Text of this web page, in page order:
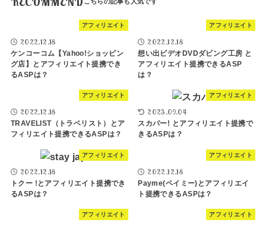
アフィリエイト
2022.12.18
ケンコーコム【Yahoo!ショッピン
グ店】とアフィリエイト提携でき
るASPは？
アフィリエイト
2022.12.18
想い出ビデオDVDダビング工房 と
アフィリエイト提携できるASP
は？
アフィリエイト
2022.12.18
TRAVELIST（トラベリスト）とア
フィリエイト提携できるASPは？
アフィリエイト
2023.09.04
スカパー! とアフィリエイト提携で
きるASPは？
アフィリエイト
2022.12.18
トクー !とアフィリエイト提携でき
るASPは？
アフィリエイト
2022.12.18
Payme(ペイミー)とアフィリエイ
ト提携できるASPは？
アフィリエイト アフィリエイト